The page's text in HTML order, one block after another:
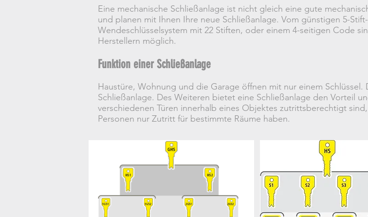
Eine mechanische Schließanlage ist nicht gleich eine gute
und planen mit Ihnen Ihre neue Schließanlage. Vom günstigen 5-
Wendeschlüsselsystem mit 22 Stiften, oder einem 4-seitigen Code
Herstellern möglich.
Funktion einer Schließanlage
Haustüre, Wohnung und die Garage öffnen mit nur einem
Schließanlage. Des Weiteren bietet eine Schließanlage den Vorteil
verschiedenen Türen innerhalb eines Objektes zutrittsberechtigt
Personen nur Zutritt für bestimmte Räume haben.